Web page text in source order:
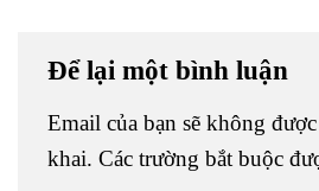
Để lại một bình luận
Email của bạn sẽ không
khai. Các trường bắt buộc